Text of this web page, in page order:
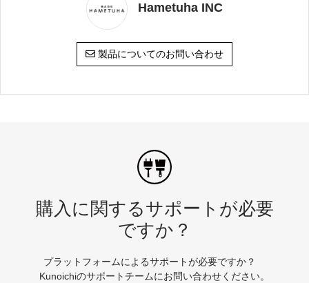
Hametuha INC
製品についてのお問い合わせ
購入に関するサポートが必要
ですか？
プラットフォームによるサポートが必要ですか？
Kunoichiのサポートチームにお問い合わせください。